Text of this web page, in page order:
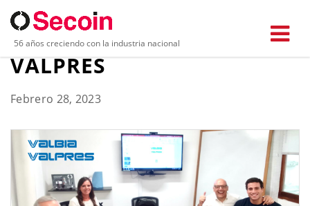
56 años creciendo con la industria nacional
NOVEDADES DE VALBIA Y
VALPRES
Febrero 28, 2023